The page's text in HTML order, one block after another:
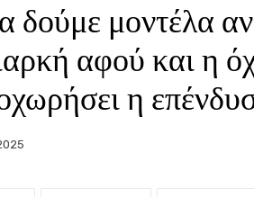
δούμε μοντέλα
αφού και η
η